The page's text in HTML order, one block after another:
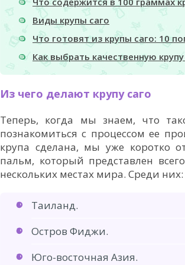
Виды крупы саго
Что готовят из крупы саго: 10
Как выбрать качественную
Из чего делают крупу саго
Теперь, когда мы знаем, что
познакомиться с процессом ее
крупа сделана, мы уже коротко
пальм, который представлен
нескольких местах мира. Среди них:
Таиланд.
Остров Фиджи.
Юго-восточная Азия.